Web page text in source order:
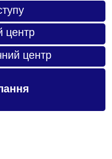
центр
центр